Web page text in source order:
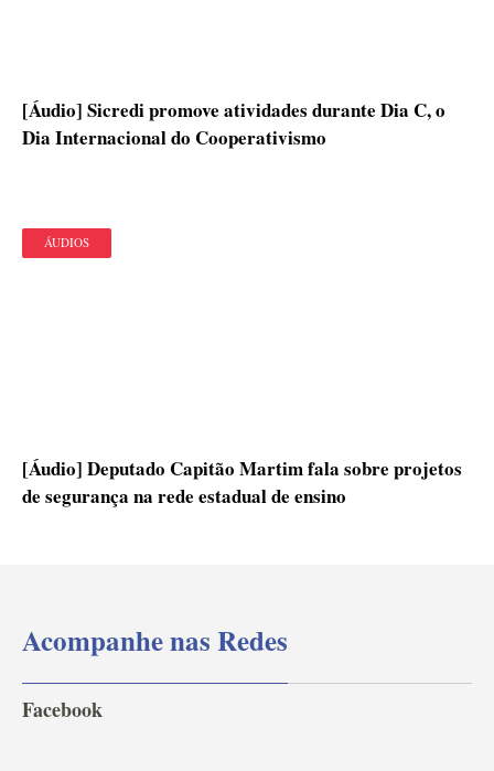
[Áudio] Sicredi promove atividades durante Dia C, o
Dia Internacional do Cooperativismo
ÁUDIOS
[Áudio] Deputado Capitão Martim fala sobre projetos
de segurança na rede estadual de ensino
Acompanhe nas Redes
Facebook